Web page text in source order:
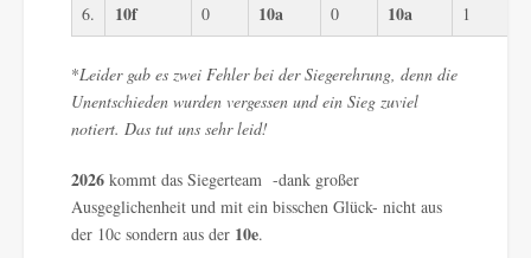
6. 10f 0 10a 0 10a 1
*Leider gab es zwei Fehler bei der Siegerehrung, denn die
Unentschieden wurden vergessen und ein Sieg zuviel
notiert. Das tut uns sehr leid!
2026 kommt das Siegerteam -dank großer
Ausgeglichenheit und mit ein bisschen Glück- nicht aus
der 10c sondern aus der 10e.